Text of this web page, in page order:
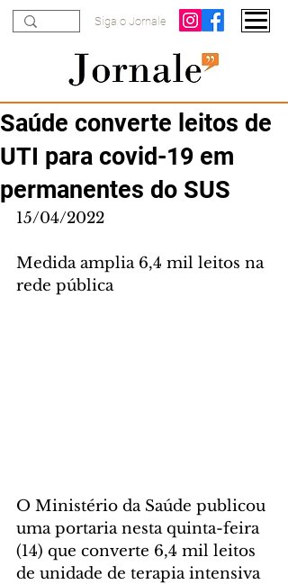
Siga o Jornale
Saúde converte leitos de
UTI para covid-19 em
permanentes do SUS
15/04/2022
Medida amplia 6,4 mil leitos na
rede pública
O Ministério da Saúde publicou
uma portaria nesta quinta-feira
(14) que converte 6,4 mil leitos
de unidade de terapia intensiva